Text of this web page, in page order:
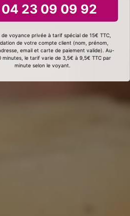
23 09 09 92
de voyance privée à tarif spécial de 15€ TTC,
de votre compte client (nom, prénom,
email et carte de paiement valide). Au-
minutes, le tarif varie de 3,5€ à 9,5€ TTC par
minute selon le voyant.